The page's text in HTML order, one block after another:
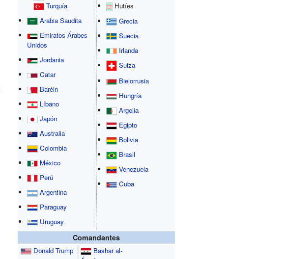
Turquía
Arabia Saudita
Emiratos Árabes
Unidos
Jordania
Catar
Baréin
Líbano
Japón
Australia
Colombia
México
Perú
Argentina
Paraguay
Uruguay
Hutíes
Grecia
Suecia
Irlanda
Suiza
Bielorrusia
Hungría
Argelia
Egipto
Bolivia
Brasil
Venezuela
Cuba
Comandantes
Donald Trump
Bashar al-